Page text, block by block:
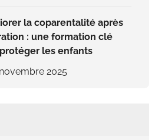
la coparentalité après
: une formation clé
les enfants
2025